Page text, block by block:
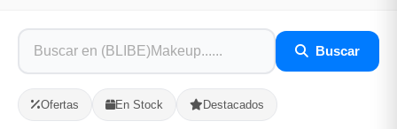
Buscar
Ofertas En Stock Destacados